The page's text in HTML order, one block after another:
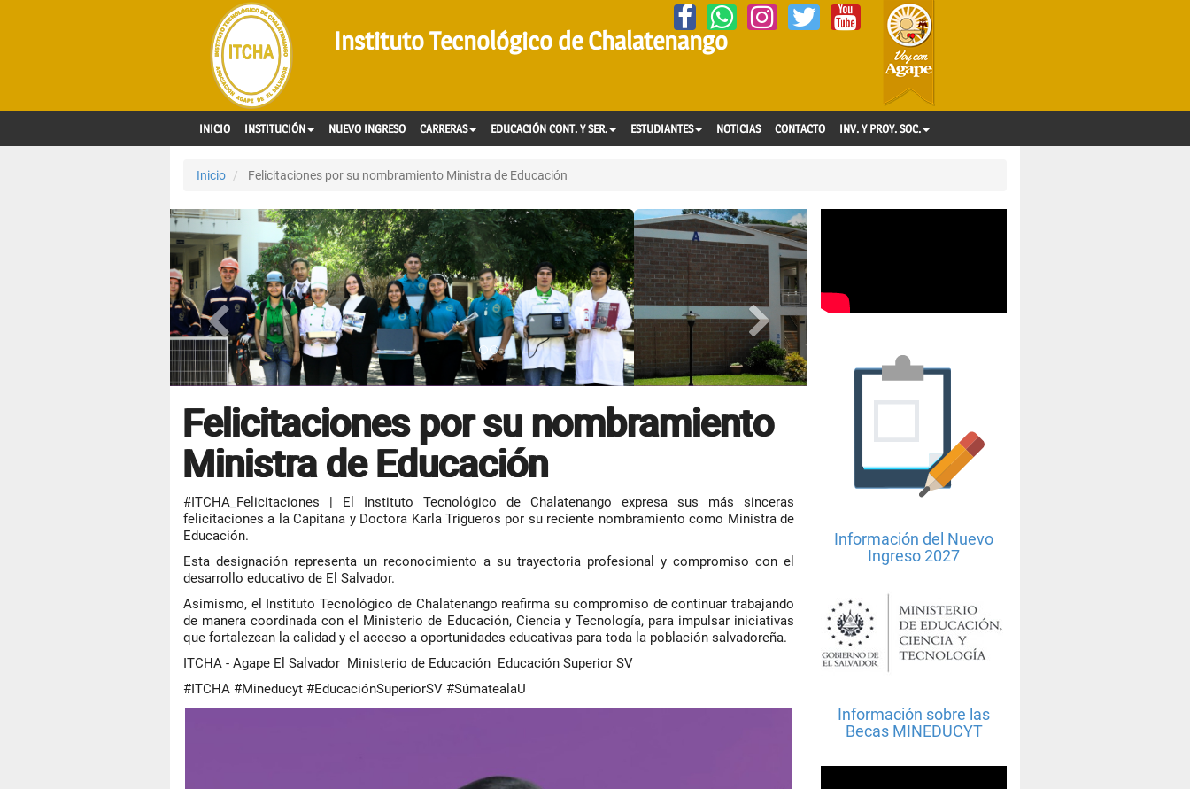
Instituto Tecnológico de Chalatenango
INICIO INSTITUCIÓN NUEVO INGRESO CARRERAS EDUCACIÓN CONT. Y SER. ESTUDIANTES NOTICIAS CONTACTO INV. Y PROY. SOC.
Inicio Felicitaciones por su nombramiento Ministra de Educación
Felicitaciones por su nombramiento
Ministra de Educación
#ITCHA_Felicitaciones | El Instituto Tecnológico de Chalatenango expresa sus más sinceras
felicitaciones a la Capitana y Doctora Karla Trigueros por su reciente nombramiento como Ministra de
Educación.
Esta designación representa un reconocimiento a su trayectoria profesional y compromiso con el
desarrollo educativo de El Salvador.
Asimismo, el Instituto Tecnológico de Chalatenango reafirma su compromiso de continuar trabajando
de manera coordinada con el Ministerio de Educación, Ciencia y Tecnología, para impulsar iniciativas
que fortalezcan la calidad y el acceso a oportunidades educativas para toda la población salvadoreña.
ITCHA - Agape El Salvador Ministerio de Educación Educación Superior SV
#ITCHA #Mineducyt #EducaciónSuperiorSV #SúmatealaU
Información del Nuevo
Ingreso 2027
Información sobre las
Becas MINEDUCYT